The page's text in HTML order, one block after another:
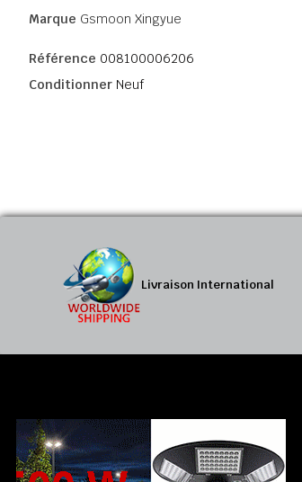
Marque Gsmoon Xingyue
Référence 008100006206
Conditionner Neuf
Livraison International